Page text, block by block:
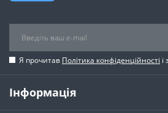
Я прочитав Політика конфіденційності
Інформація